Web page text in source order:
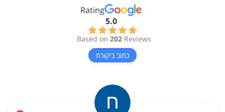
Rating
5.0
Based on 202Reviews
כתוב ביקורת